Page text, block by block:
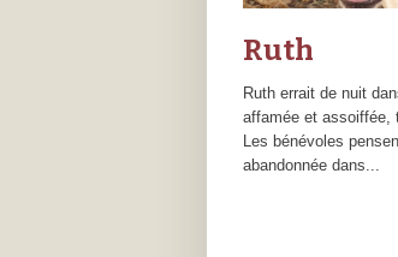
Ruth
Ruth errait de nuit
affamée et assoiffée,
Les bénévoles
abandonnée dans...